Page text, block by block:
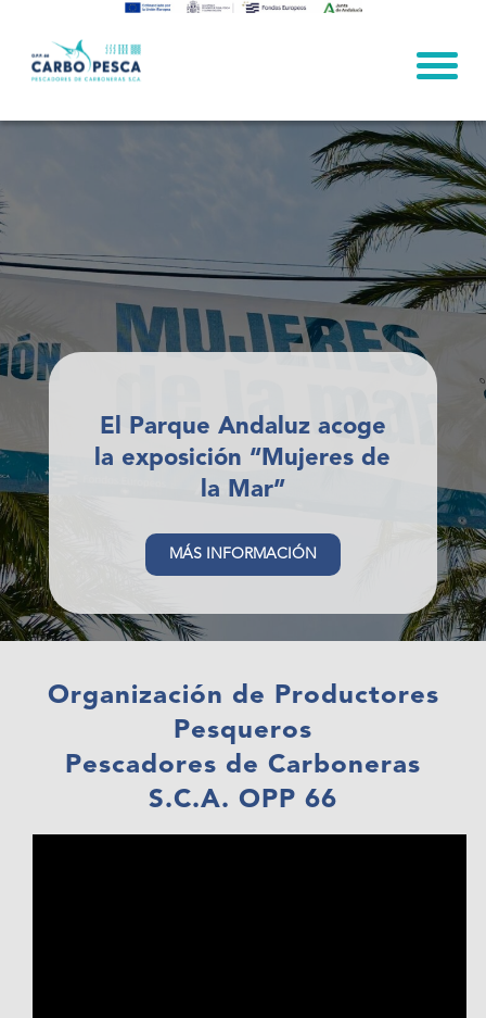
content
El Parque Andaluz acoge
la exposición “Mujeres de
la Mar”
MÁS INFORMACIÓN
Organización de Productores
Pesqueros
Pescadores de Carboneras
S.C.A. OPP 66